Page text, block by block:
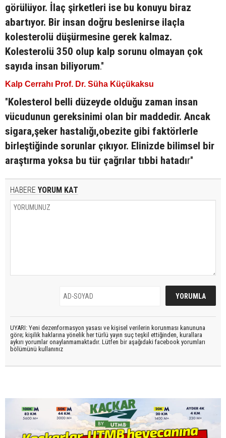
görülüyor. İlaç şirketleri ise bu konuyu biraz
abartıyor. Bir insan doğru beslenirse ilaçla
kolesterolü düşürmesine gerek kalmaz.
Kolesterolü 350 olup kalp sorunu olmayan çok
sayıda insan biliyorum."
Kalp Cerrahı Prof. Dr. Süha Küçükaksu
"Kolesterol belli düzeyde olduğu zaman insan
vücudunun gereksinimi olan bir maddedir. Ancak
sigara,şeker hastalığı,obezite gibi faktörlerle
birleştiğinde sorunlar çıkıyor. Elinizde bilimsel bir
araştırma yoksa bu tür çağrılar tıbbi hatadır"
HABERE YORUM KAT
UYARI: Yeni dezenformasyon yasası ve kişisel verilerin korunması kanununa
göre; kişilik haklarına yönelik her türlü yayın suç teşkil ettiğinden, kurallara
aykırı yorumlar onaylanmamaktadır. Lütfen bir aşağıdaki facebook yorumları
bölümünü kullanınız